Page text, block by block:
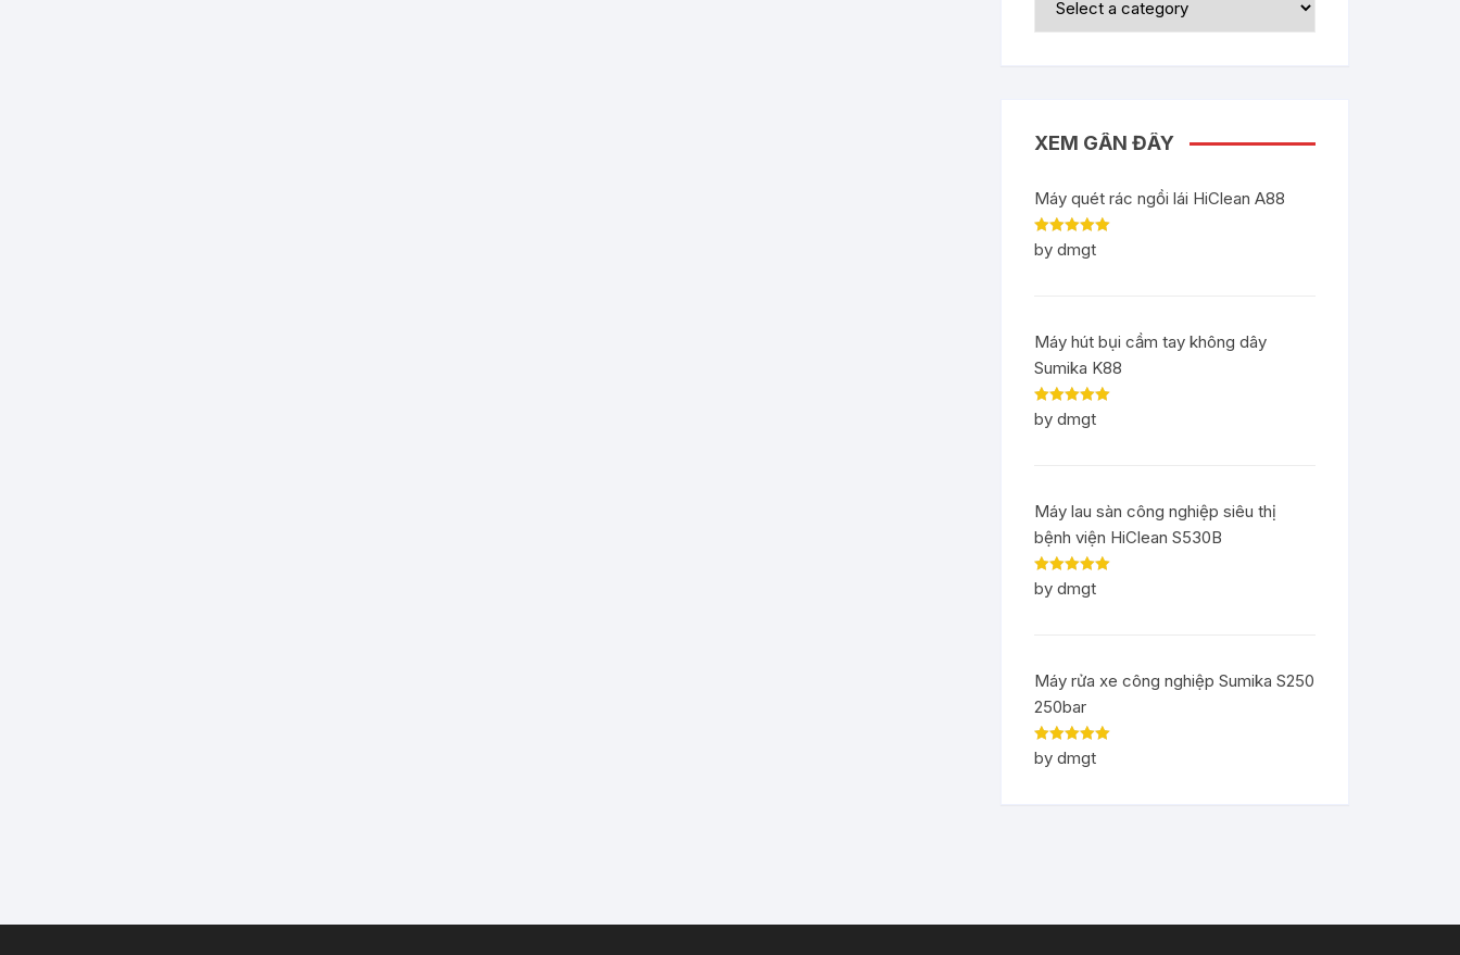
XEM GẦN ĐÂY
Máy quét rác ngồi lái HiClean A88
Rated5out
of 5
by dmgt
Máy hút bụi cầm tay không dây
Sumika K88
Rated5out
of 5
by dmgt
Máy lau sàn công nghiệp siêu thị
bệnh viện HiClean S530B
Rated5out
of 5
by dmgt
Máy rửa xe công nghiệp Sumika S250
250bar
Rated5out
of 5
by dmgt